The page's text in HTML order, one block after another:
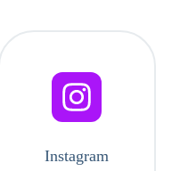
Instagram